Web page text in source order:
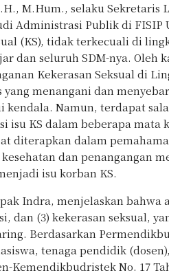
M.Hum., selaku Sekretaris
Administrasi Publik di
(KS), tidak terkecuali di
dan seluruh SDM-nya. Oleh
Kekerasan Seksual di
yang menangani dan
kendala. Namun, terdapat
isu KS dalam beberapa
diterapkan dalam
dan penangangan
isu korban KS.
Indra, menjelaskan
dan (3) kekerasan seksual,
Berdasarkan
tenaga pendidik
Kemendikbudristek No. 17